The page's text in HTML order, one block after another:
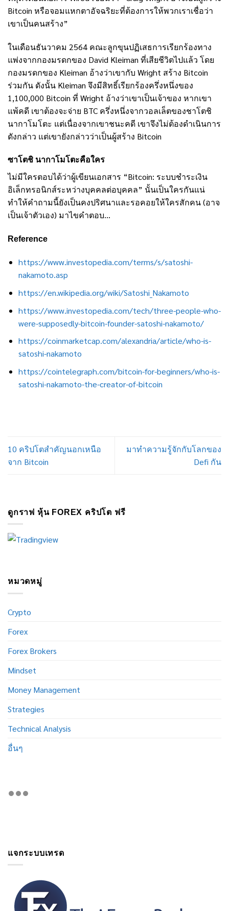
Bitcoin หรือจอมแหกตาอัจฉริยะที่ต้องการให้พวกเราเชื่อว่า
เขาเป็นคนสร้าง”
ในเดือนธันวาคม 2564 คณะลูกขุนปฏิเสธการเรียกร้องทาง
แพ่งจากกองมรดกของ David Kleiman ที่เสียชีวิตไปแล้ว โดย
กองมรดกของ Kleiman อ้างว่าเขากับ Wright สร้าง Bitcoin
ร่วมกัน ดังนั้น Kleiman จึงมีสิทธิ์เรียกร้องครึ่งหนึ่งของ
1,100,000 Bitcoin ที่ Wright อ้างว่าเขาเป็นเจ้าของ หากเขา
แพ้คดี เขาต้องจะจ่าย BTC ครึ่งหนึ่งจากวอลเล็ตของชาโตชิ
นากาโมโตะ แต่เนื่องจากเขาชนะคดี เขาจึงไม่ต้องดำเนินการ
ดังกล่าว แต่เขายังกล่าวว่าเป็นผู้สร้าง Bitcoin
ซาโตชิ นากาโมโตะคือใคร
ไม่มีใครตอบได้ว่าผู้เขียนเอกสาร “Bitcoin: ระบบชำระเงิน
อิเล็กทรอนิกส์ระหว่างบุคคลต่อบุคคล” นั้นเป็นใครกันแน่
ทำให้คำถามนี้ยังเป็นคงปริศนาและรอคอยให้ใครสักคน (อาจ
เป็นเจ้าตัวเอง) มาไขคำตอบ…
Reference
https://www.investopedia.com/terms/s/satoshi-
nakamoto.asp
https://en.wikipedia.org/wiki/Satoshi_Nakamoto
https://www.investopedia.com/tech/three-people-who-
were-supposedly-bitcoin-founder-satoshi-nakamoto/
https://coinmarketcap.com/alexandria/article/who-is-
satoshi-nakamoto
https://cointelegraph.com/bitcoin-for-beginners/who-is-
satoshi-nakamoto-the-creator-of-bitcoin
10 คริปโตสำคัญนอกเหนือ
จาก Bitcoin
มาทำความรู้จักกับโลกของ
Defi กัน
ดูกราฟ หุ้น FOREX คริปโต ฟรี
หมวดหมู่
Crypto
Forex
Forex Brokers
Mindset
Money Management
Strategies
Technical Analysis
อื่นๆ
แจกระบบเทรด